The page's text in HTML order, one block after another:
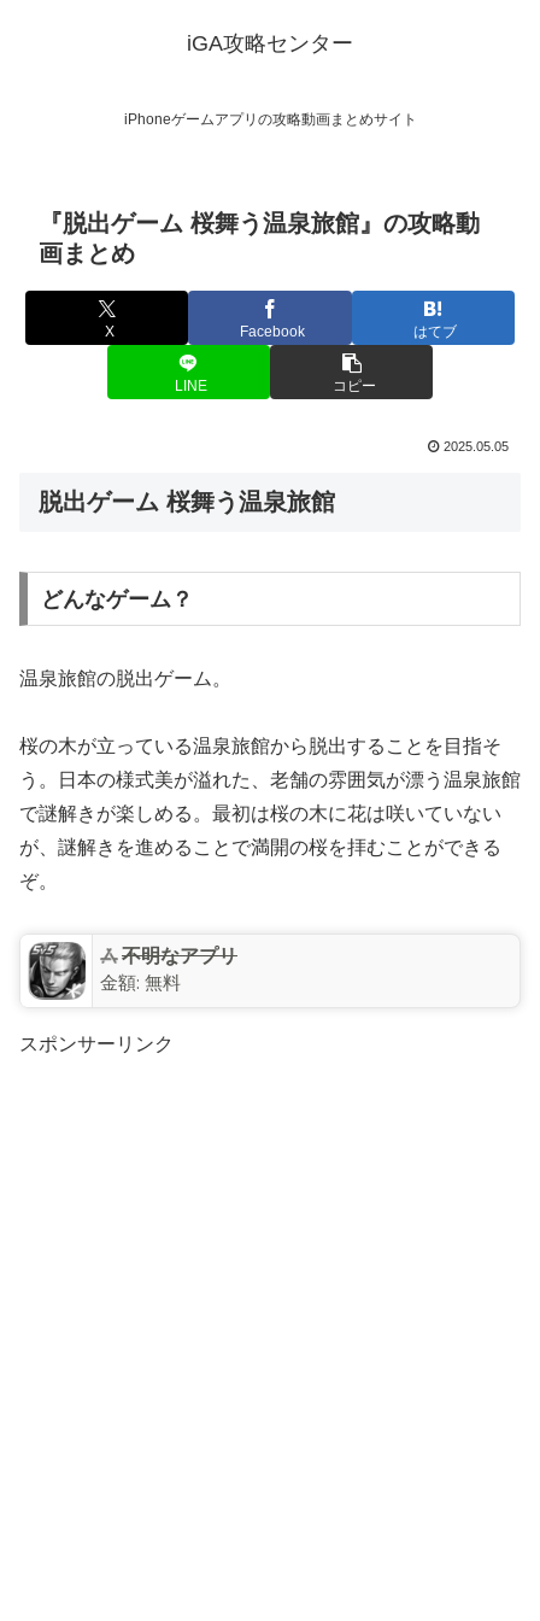
iGA攻略センター
iPhoneゲームアプリの攻略動画まとめサイト
『脱出ゲーム 桜舞う温泉旅館』の攻略動
画まとめ
X Facebook はてブ
LINE コピー
2025.05.05
脱出ゲーム 桜舞う温泉旅館
どんなゲーム？
温泉旅館の脱出ゲーム。
桜の木が立っている温泉旅館から脱出することを目指そ
う。日本の様式美が溢れた、老舗の雰囲気が漂う温泉旅館
で謎解きが楽しめる。最初は桜の木に花は咲いていない
が、謎解きを進めることで満開の桜を拝むことができる
ぞ。
不明なアプリ
金額: 無料
スポンサーリンク